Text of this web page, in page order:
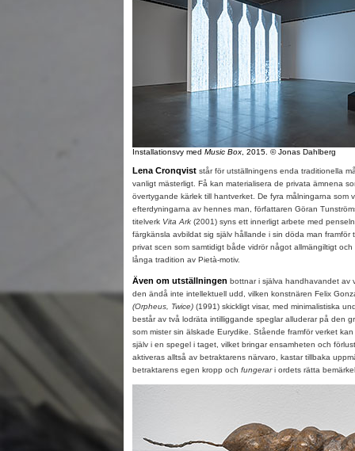
Installationsvy med Music Box, 2015. © Jonas Dahlberg
Lena Cronqviststår för utställningens enda traditionella
vanligt mästerligt. Få kan materialisera de privata ämnena
övertygande kärlek till hantverket. De fyra målningarna som
efterdyningarna av hennes man, författaren Göran
titelverk Vita Ark(2001) syns ett innerligt arbete med
färgkänsla avbildat sig själv hållande i sin döda man framför
privat scen som samtidigt både vidrör något allmängiltigt och
långa tradition av Pietà-motiv.
Även om utställningen bottnar i själva handhavandet av
den ändå inte intellektuell udd, vilken konstnären Felix
(Orpheus, Twice)(1991) skickligt visar, med minimalistiska
består av två lodräta intilliggande speglar alluderar på den
som mister sin älskade Eurydike. Stående framför verket
själv i en spegel i taget, vilket bringar ensamheten och
aktiveras alltså av betraktarens närvaro, kastar tillbaka
betraktarens egen kropp och fungerari ordets rätta